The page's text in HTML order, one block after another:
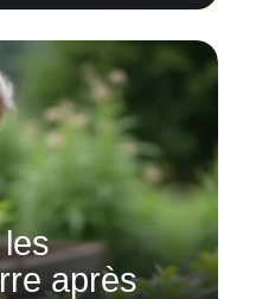
après